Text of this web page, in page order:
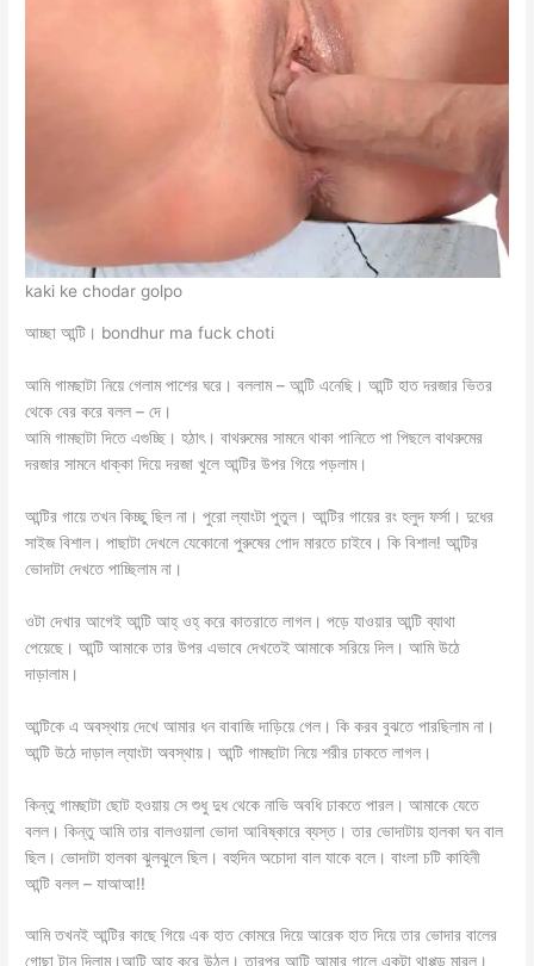
kaki ke chodar golpo
আচ্ছা আন্টি। bondhur ma fuck choti
‌আমি গামছাটা নিয়ে গেলাম পাশের ঘরে। বললাম – আন্টি এনেছি। আন্টি হাত দরজার ভিতর
থেকে বের করে বলল – দে।
‌আমি গামছাটা দিতে এগুচ্ছি। হঠাৎ। বাথরুমের সামনে থাকা পানিতে পা পিছলে বাথরুমের
দরজার সামনে ধাক্কা দিয়ে দরজা খুলে আন্টির উপর গিয়ে পড়লাম।
‌আন্টির গায়ে তখন কিচ্ছু ছিল না। পুরো ল্যাংটা পুতুল। আন্টির গায়ের রং হলুদ ফর্সা। দুধের
সাইজ বিশাল। পাছাটা দেখলে যেকোনো পুরুষের পোদ মারতে চাইবে। কি বিশাল! আন্টির
ভোদাটা দেখতে পাচ্ছিলাম না।
ওটা দেখার আগেই আন্টি আহ্ ওহ্ করে কাতরাতে লাগল। পড়ে যাওয়ার আন্টি ব্যাথা
পেয়েছে। আন্টি আমাকে তার উপর এভাবে দেখতেই আমাকে সরিয়ে দিল। আমি উঠে
দাড়ালাম।
আন্টিকে এ অবস্থায় দেখে আমার ধন বাবাজি দাড়িয়ে গেল। কি করব বুঝতে পারছিলাম না।
আন্টি উঠে দাড়াল ল্যাংটা অবস্থায়। আন্টি গামছাটা নিয়ে শরীর ঢাকতে লাগল।
কিন্তু গামছাটা ছোট হওয়ায় সে শুধু দুধ থেকে নাভি অবধি ঢাকতে পারল। আমাকে যেতে
বলল। কিন্তু আমি তার বালওয়ালা ভোদা আবিষ্কারে ব্যস্ত। তার ভোদাটায় হালকা ঘন বাল
ছিল। ভোদাটা হালকা ঝুলঝুলে ছিল। বহুদিন অচোদা বাল যাকে বলে। বাংলা চটি কাহিনী
‌আন্টি বলল – যাআআ!!
আমি তখনই আন্টির কাছে গিয়ে এক হাত কোমরে দিয়ে আরেক হাত দিয়ে তার ভোদার বালের
গোছা টান দিলাম।আন্টি আহ্ করে উঠল। তারপর আন্টি আমার গালে একটা থাপ্পড় মারল।